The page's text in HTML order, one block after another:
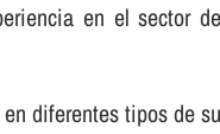
en el sector
diferentes tipos de